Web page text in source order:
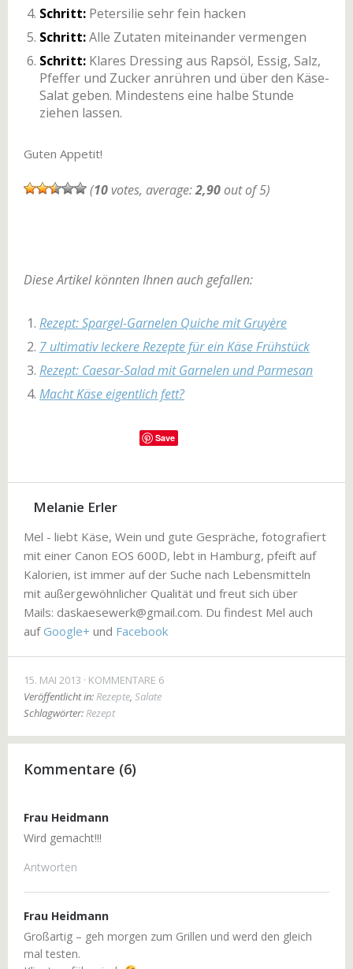
Schritt: Petersilie sehr fein hacken
Schritt:Alle Zutaten miteinander vermengen
Schritt: Klares Dressing aus Rapsöl, Essig, Salz,
Pfeffer und Zucker anrühren und über den Käse-
Salat geben. Mindestens eine halbe Stunde
ziehen lassen.
Guten Appetit!
(10votes, average:2,90out of 5)
Diese Artikel könnten Ihnen auch gefallen:
Rezept: Spargel-Garnelen Quiche mit Gruyère
7 ultimativ leckere Rezepte für ein Käse Frühstück
Rezept: Caesar-Salad mit Garnelen und Parmesan
Macht Käse eigentlich fett?‎
Save
Melanie Erler
Mel - liebt Käse, Wein und gute Gespräche, fotografiert
mit einer Canon EOS 600D, lebt in Hamburg, pfeift auf
Kalorien, ist immer auf der Suche nach Lebensmitteln
mit außergewöhnlicher Qualität und freut sich über
Mails: daskaesewerk@gmail.com. Du findest Mel auch
aufGoogle+ und Facebook
15. MAI 2013
KOMMENTARE 6
Veröffentlicht in:Rezepte, Salate
Schlagwörter:Rezept
Kommentare (6)
Frau Heidmann
Wird gemacht!!!
Antworten
Frau Heidmann
Großartig – geh morgen zum Grillen und werd den gleich
mal testen.